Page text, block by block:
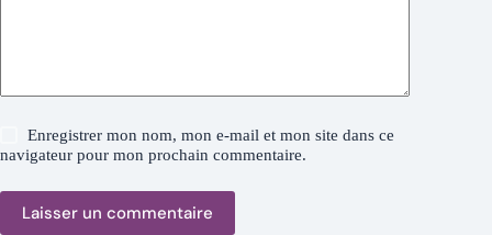
Enregistrer mon nom, mon e-mail et mon site dans ce
navigateur pour mon prochain commentaire.
Laisser un commentaire